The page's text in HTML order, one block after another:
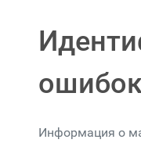
Информация о